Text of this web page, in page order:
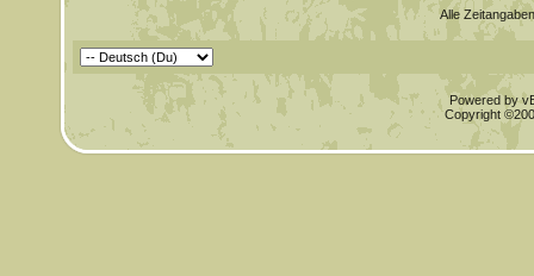
Alle
Powered by
Copyright